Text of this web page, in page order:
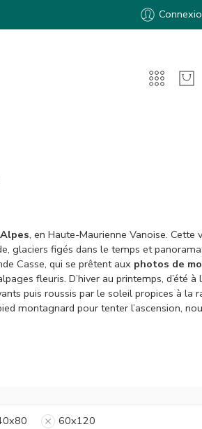
, en Haute-Maurienne Vanoise. Cette
glaciers figés dans le temps et
Casse, qui se prêtent aux photos de
fleuris. D’hiver au printemps, d’été à
puis roussis par le soleil propices à la
montagnard pour tenter l’ascension,
60x120